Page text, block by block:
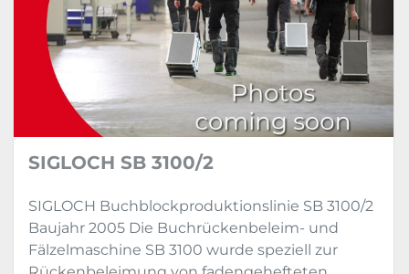
180 Grad Kurve
Taktweiche
DNH
Doppelniederhaltepresse
Doppelspuriger Durchlauf
Zwei parallel angeordnete
Gerade Ausfuhr
Technische Spezifikationen:
Mechanische Laufleistung: bis zu 2 x
40 = 80 Takte/min
SIGLOCH SB 3100/2
SIGLOCH Buchblockproduktionslinie SB 3100/2
Baujahr 2005 Die Buchrückenbeleim- und
Fälzelmaschine SB 3100 wurde speziell zur